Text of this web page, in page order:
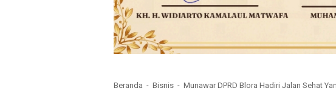
Beranda Bisnis Munawar DPRD Blora Hadiri Jalan Sehat